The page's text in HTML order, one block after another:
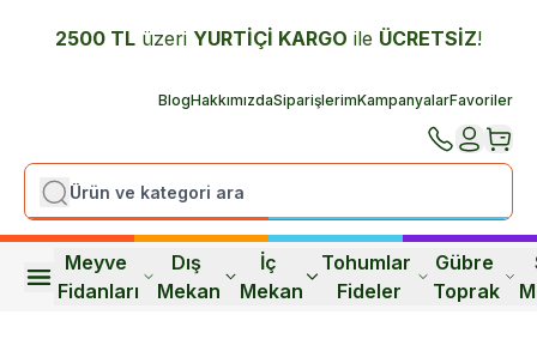
2500 TL üzeri YURTİÇİ KARGO ile ÜCRETSİZ!
BlogHakkımızdaSiparişlerimKampanyalarFavoriler
Meyve
Fidanları
Dış
Mekan
İç
Mekan
Tohumlar
Fideler
Gübre
Toprak